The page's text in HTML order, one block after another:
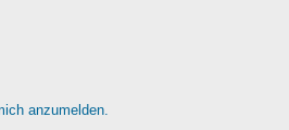
anzumelden.